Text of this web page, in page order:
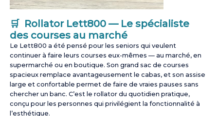
🛒 Rollator Lett800 — Le spécialiste
des courses au marché
Le Lett800 a été pensé pour les seniors qui veulent
continuer à faire leurs courses eux-mêmes — au marché, en
supermarché ou en boutique. Son grand sac de courses
spacieux remplace avantageusement le cabas, et son assise
large et confortable permet de faire de vraies pauses sans
chercher un banc. C’est le rollator du quotidien pratique,
conçu pour les personnes qui privilégient la fonctionnalité à
l’esthétique.